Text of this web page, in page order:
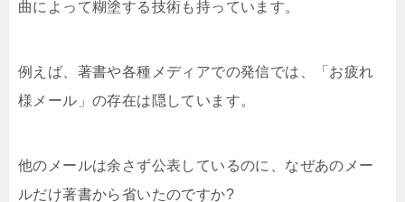
曲によって糊塗する技術も持っています。
例えば、著書や各種メディアでの発信では、「お疲れ
様メール」の存在は隠しています。
他のメールは余さず公表しているのに、なぜあのメー
ルだけ著書から省いたのですか?